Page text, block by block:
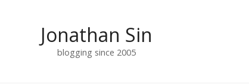
Jonathan Sin
blogging since 2005